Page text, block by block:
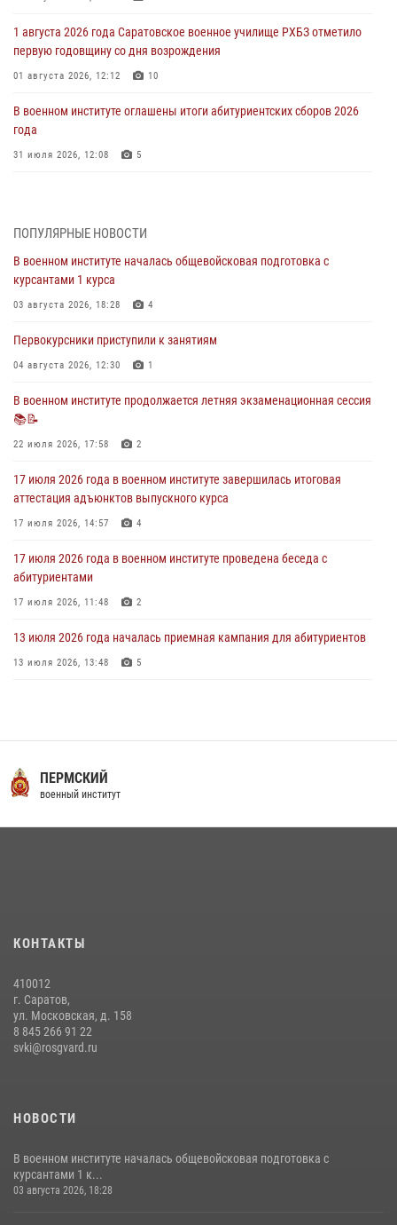
1 августа 2026 года Саратовское военное училище РХБЗ отметило
первую годовщину со дня возрождения
01 августа 2026, 12:12 10
В военном институте оглашены итоги абитуриентских сборов 2026
года
31 июля 2026, 12:08 5
29 июля 2026, 06:45 2
29 июля 2026 года курсанты военного института успешно сдали
экзамен по вождению
29 июля 2026, 06:41 6
28 июля 2026 года в военном институте организована беседа и
праздничный молебен
В военном институте завершается летняя экзаменационная сессия
28 июля 2026, 10:41
ПОПУЛЯРНЫЕ НОВОСТИ
В военном институте началась общевойсковая подготовка с
курсантами 1 курса
03 августа 2026, 18:28 4
Первокурсники приступили к занятиям
04 августа 2026, 12:30 1
В военном институте продолжается летняя экзаменационная сессия
📚📝
22 июля 2026, 17:58 2
17 июля 2026 года в военном институте завершилась итоговая
аттестация адъюнктов выпускного курса
17 июля 2026, 14:57 4
17 июля 2026 года в военном институте проведена беседа с
абитуриентами
17 июля 2026, 11:48 2
13 июля 2026 года началась приемная кампания для абитуриентов
13 июля 2026, 13:48 5
16 июля 2026, 12:29 3
29 июля 2026 года в военном институте состоялась церемония
приведения военнослужащих к Военной присяге
31 июля 2026, 12:08
ПЕРМСКИЙ
военный институт
КОНТАКТЫ
410012
г. Саратов,
ул. Московская, д. 158
8 845 266 91 22
svki@rosgvard.ru
НОВОСТИ
В военном институте началась общевойсковая подготовка с
курсантами 1 к...
03 августа 2026, 18:28